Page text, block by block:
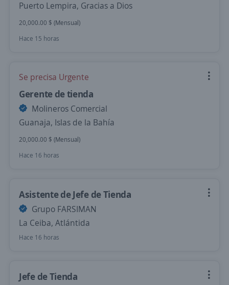
Puerto Lempira, Gracias a Dios
20,000.00 $ (Mensual)
Hace 15 horas
Se precisa Urgente
Gerente de tienda
Molineros Comercial
Guanaja, Islas de la Bahía
20,000.00 $ (Mensual)
Hace 16 horas
Asistente de Jefe de Tienda
Grupo FARSIMAN
La Ceiba, Atlántida
Hace 16 horas
Jefe de Tienda